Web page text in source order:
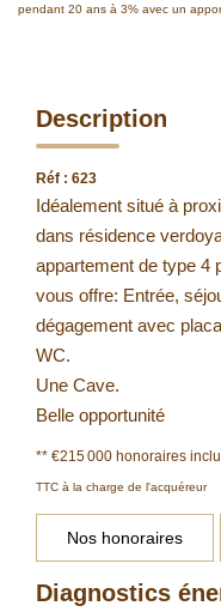
pendant 20 ans à 3% avec un
Description
Réf : 623
Idéalement situé à
dans résidence
appartement de type 4
vous offre: Entrée,
dégagement avec
WC.
Une Cave.
Belle opportunité
** €215 000 honoraires
TTC à la charge de l'acquéreur
Nos honoraires
Diagnostics